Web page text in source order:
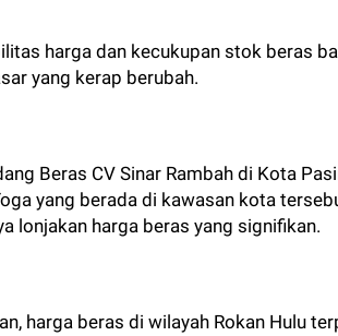
harga dan kecukupan stok beras
yang kerap berubah.
Beras CV Sinar Rambah di Kota
yang berada di kawasan kota
lonjakan harga beras yang signifikan.
harga beras di wilayah Rokan Hulu